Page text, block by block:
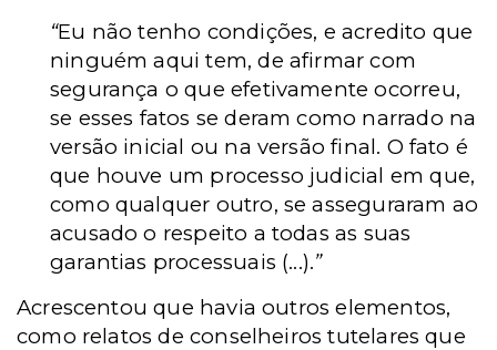
“Eu não tenho condições, e acredito que
ninguém aqui tem, de afirmar com
segurança o que efetivamente ocorreu,
se esses fatos se deram como narrado na
versão inicial ou na versão final. O fato é
que houve um processo judicial em que,
como qualquer outro, se asseguraram ao
acusado o respeito a todas as suas
garantias processuais (...).”
Acrescentou que havia outros elementos,
como relatos de conselheiros tutelares que